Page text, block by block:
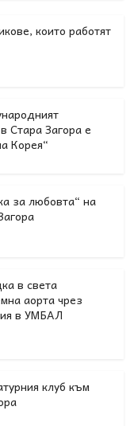
които работят
Стара Загора е
Корея“
за любовта“ на
в света
аорта чрез
в УМБАЛ
клуб към